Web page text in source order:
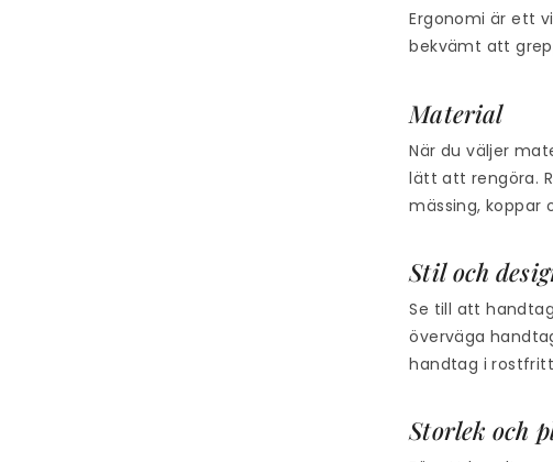
Ergonomi är ett
bekvämt att
Material
När du väljer
lätt att rengöra.
mässing, koppar
Stil och
Se till att
överväga
handtag i
Storlek och